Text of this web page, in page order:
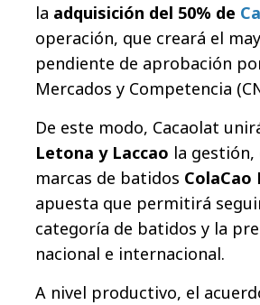
la adquisición del 50% de
operación, que creará el
pendiente de aprobación
Mercados y Competencia
De este modo, Cacaolat
Letona y Laccao la
marcas de batidos ColaCao
apuesta que permitirá
categoría de batidos y la
nacional e internacional.
A nivel productivo, el